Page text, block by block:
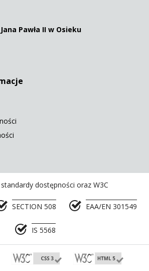
Pawła II w Osieku
standardy dostępności oraz W3C
SECTION 508 EAA/EN 301549
IS 5568